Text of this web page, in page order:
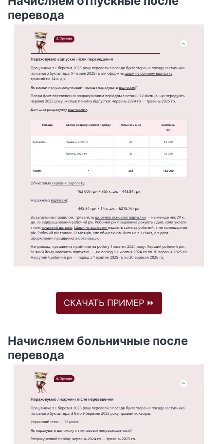
перевода
СКАЧАТЬ ПРИМЕР ⏩
Начисляем больничные после
перевода